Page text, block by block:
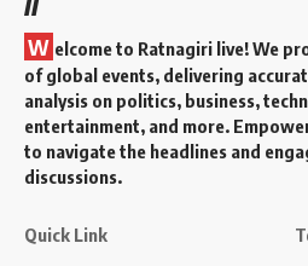
W elcome to Ratnagiri live! We
of global events, delivering
analysis on politics, business,
entertainment, and more.
to navigate the headlines and
discussions.
Quick Link